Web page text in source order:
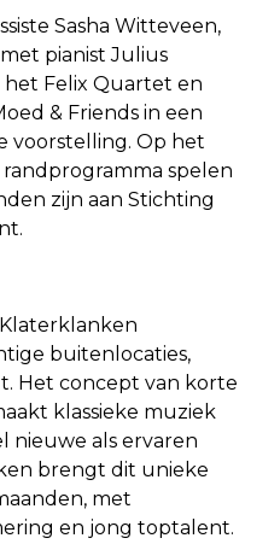
Sasha Witteveen,
pianist Julius
het Felix Quartet en
& Friends in een
voorstelling. Op het
spelen
zijn aan Stichting
buitenlocaties,
Het concept van korte
klassieke muziek
nieuwe als ervaren
brengt dit unieke
met
en jong toptalent.